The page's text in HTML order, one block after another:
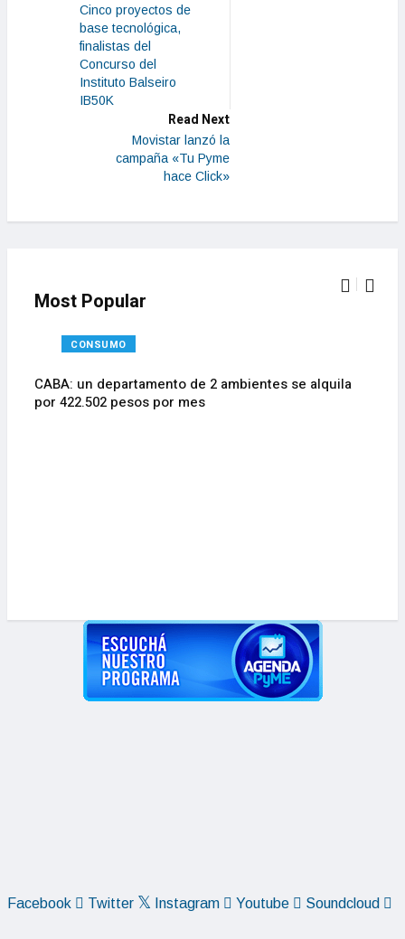
Cinco proyectos de
base tecnológica,
finalistas del
Concurso del
Instituto Balseiro
IB50K
Read Next
Movistar lanzó la
campaña «Tu Pyme
hace Click»
Most Popular
CONSUMO
CABA: un departamento de 2 ambientes se alquila
por 422.502 pesos por mes
Facebook Twitter Instagram Youtube Soundcloud